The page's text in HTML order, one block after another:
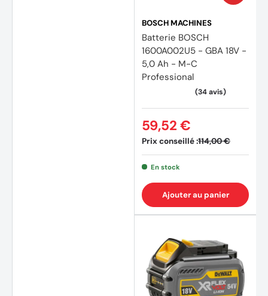
BOSCH MACHINES
Batterie BOSCH
1600A002U5 - GBA 18V -
5,0 Ah - M-C
Professional
Prix conseillé :114,00 €
59,52 €
En stock
Ajouter au panier